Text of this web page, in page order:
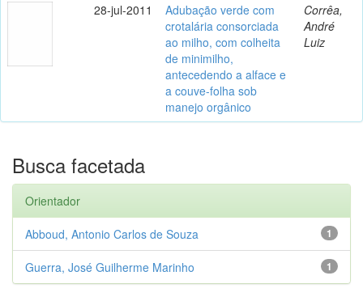
28-jul-2011
Adubação verde com
crotalária consorciada
ao milho, com colheita
de minimilho,
antecedendo a alface e
a couve-folha sob
manejo orgânico
Corrêa,
André
Luiz
Busca facetada
Orientador
1
Abboud, Antonio Carlos de Souza
1
Guerra, José Guilherme Marinho